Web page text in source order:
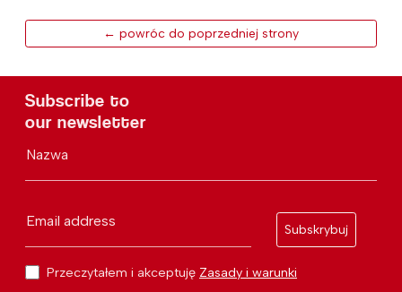
← powróc do poprzedniej strony
Subscribe to
our newsletter
Nazwa
Email address
Subskrybuj
Przeczytałem i akceptuję Zasady i warunki